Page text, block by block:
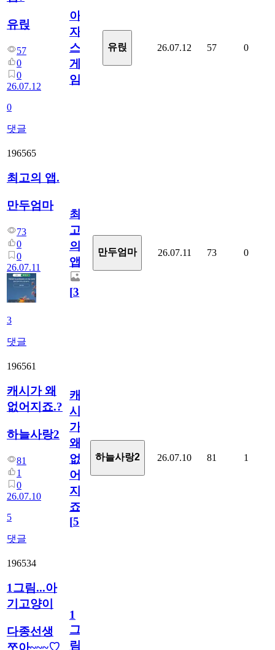
유릱
57
0
0
26.07.12
0
댓글
아
자
스
게
임?
유릱 26.07.12 57 0
196565
최고의 앱.
만두엄마
73
0
0
26.07.11
3
댓글
최
고
의
앱.
[3]
만두엄마 26.07.11 73 0
196561
캐시가 왜
없어지죠.?
하늘사랑2
81
1
0
26.07.10
5
댓글
캐
시
가
왜
없
어
지
죠.?
[5]
하늘사랑2 26.07.10 81 1
196534
1그림...아
기고양이
다종선생
쪼아~~~♡
1
그
림...